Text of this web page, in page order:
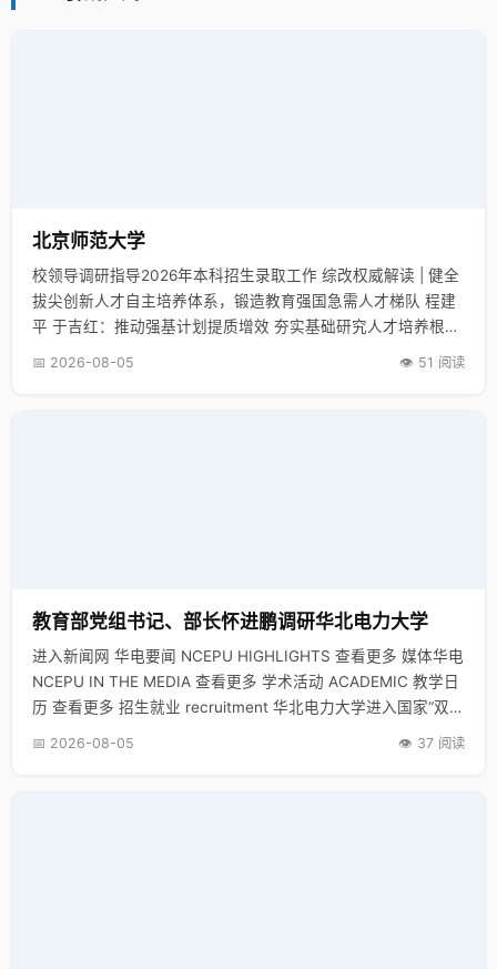
北京师范大学
校领导调研指导2026年本科招生录取工作 综改权威解读 | 健全
拔尖创新人才自主培养体系，锻造教育强国急需人才梯队 程建
平 于吉红：推动强基计划提质增效 夯实基础研究人才培养根基
全国基础教育工作会议召开 北京师范大学作交流发言 “言说·2…
📅 2026-08-05 👁️ 51 阅读
教育部党组书记、部长怀进鹏调研华北电力大学
进入新闻网 华电要闻 NCEPU HIGHLIGHTS 查看更多 媒体华电
NCEPU IN THE MEDIA 查看更多 学术活动 ACADEMIC 教学日
历 查看更多 招生就业 recruitment 华北电力大学进入国家“双一
📅 2026-08-05 👁️ 37 阅读